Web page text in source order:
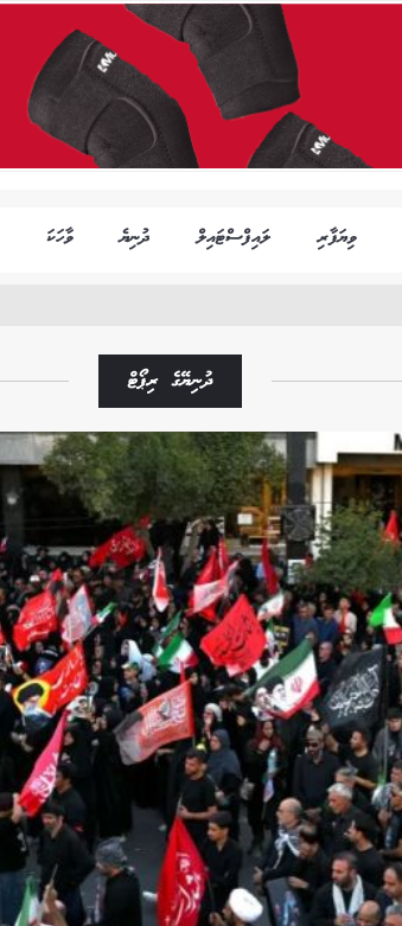
ވިޔަފާރި ލައިފްސްޓައިލް ދުނިޔެ ވާހަކަ
ދުނިޔޭގެ ރިޕޯޓް